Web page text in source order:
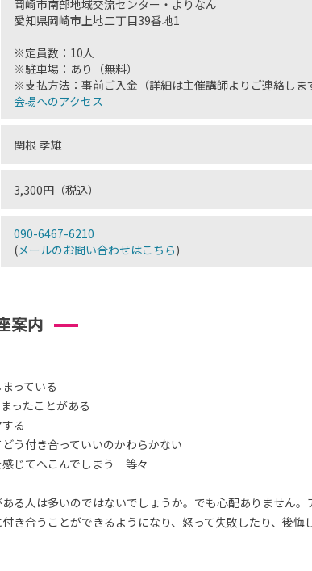
岡崎市南部地域交流センター・よりなん
愛知県岡崎市上地二丁目39番地1
※定員数：10人
※駐車場：あり（無料）
※支払方法：事前ご入金（詳細は主催講師よりご連絡しま
会場へのアクセス
関根 孝雄
3,300円（税込）
090-6467-6210
(メールのお問い合わせはこちら)
案内
っている
ったことがある
る
う付き合っていいのかわらかない
じてへこんでしまう 等々
る人は多いのではないでしょうか。でも心配ありません
き合うことができるようになり、怒って失敗したり、後悔